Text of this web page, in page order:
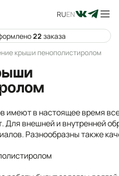
RUEN
22 заказа
крыши пенополистиролом
имеют в настоящее время
Для внешней и внутренней
Разнообразны также